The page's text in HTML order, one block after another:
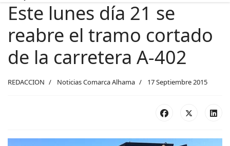
Este lunes día 21 se
reabre el tramo cortado
de la carretera A-402
REDACCION Noticias Comarca Alhama 17 Septiembre 2015